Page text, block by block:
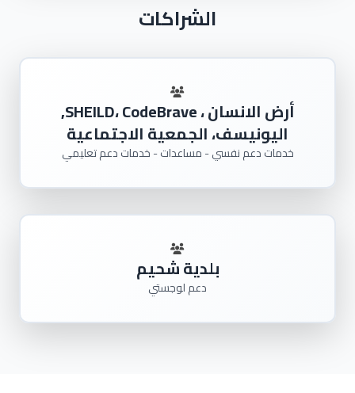
الشراكات
أرض الانسان ، SHEILD، CodeBrave,
اليونيسف، الجمعية الاجتماعية
خدمات دعم نفسي - مساعدات - خدمات دعم تعليمي
بلدية شحيم
دعم لوجستي